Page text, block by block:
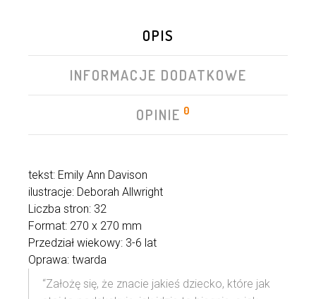
OPIS
INFORMACJE DODATKOWE
OPINIE 0
tekst: Emily Ann Davison
ilustracje: Deborah Allwright
Liczba stron: 32
Format: 270 x 270 mm
Przedział wiekowy: 3-6 lat
Oprawa: twarda
“Założę się, że znacie jakieś dziecko, które jak